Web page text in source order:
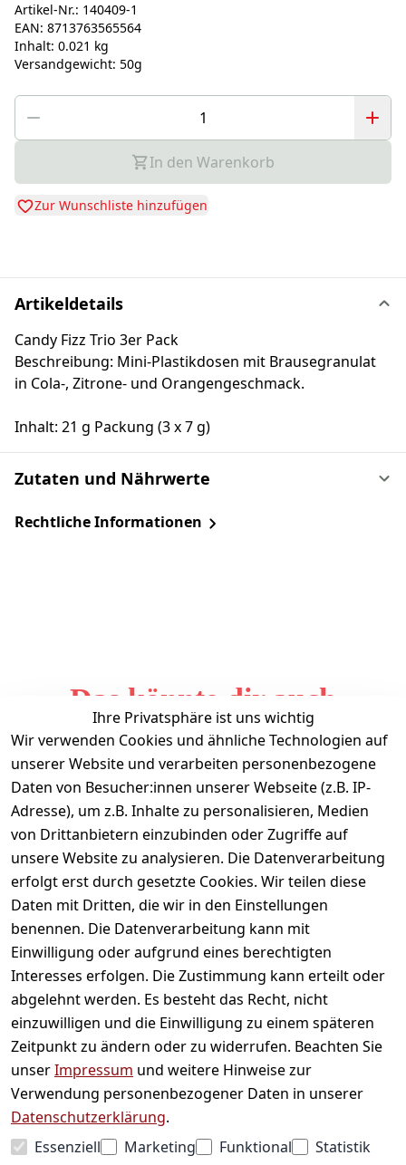
Artikel-Nr.: 140409-1
EAN: 8713763565564
Inhalt: 0.021 kg
Versandgewicht: 50g
In den Warenkorb
Zur Wunschliste hinzufügen
Artikeldetails
Candy Fizz Trio 3er Pack
Beschreibung: Mini-Plastikdosen mit Brausegranulat
in Cola-, Zitrone- und Orangengeschmack.
Inhalt: 21 g Packung (3 x 7 g)
Zutaten und Nährwerte
Rechtliche Informationen
Das könnte dir auch
gefallen
Ihre Privatsphäre ist uns wichtig
Wir verwenden Cookies und ähnliche Technologien auf
unserer Website und verarbeiten personenbezogene
Daten von Besucher:innen unserer Webseite (z.B. IP-
Adresse), um z.B. Inhalte zu personalisieren, Medien
von Drittanbietern einzubinden oder Zugriffe auf
unsere Website zu analysieren. Die Datenverarbeitung
erfolgt erst durch gesetzte Cookies. Wir teilen diese
Daten mit Dritten, die wir in den Einstellungen
benennen. Die Datenverarbeitung kann mit
Einwilligung oder aufgrund eines berechtigten
Interesses erfolgen. Die Zustimmung kann erteilt oder
abgelehnt werden. Es besteht das Recht, nicht
einzuwilligen und die Einwilligung zu einem späteren
Zeitpunkt zu ändern oder zu widerrufen. Beachten Sie
unserImpressum und weitere Hinweise zur
Verwendung personenbezogener Daten in unserer
Datenschutzerklärung.
Essenziell
Marketing Funktional Statistik
Informationen
Mein Konto
Vertrag widerrufen
Unternehmen
Zahlarten